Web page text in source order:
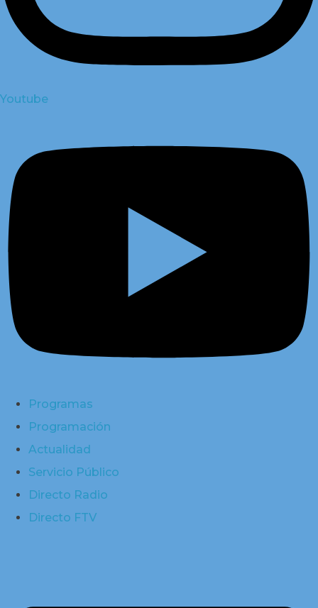
Youtube
Programas
Programación
Actualidad
Servicio Público
Directo Radio
Directo FTV